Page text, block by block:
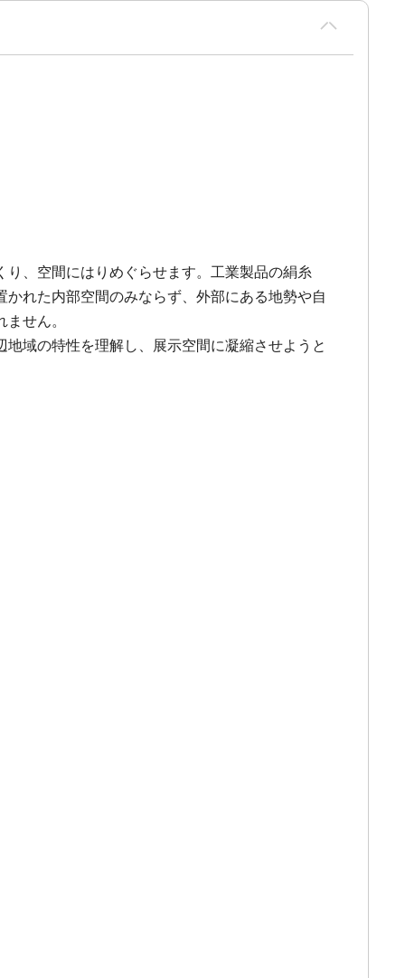
、空間にはりめぐらせます。工業製品の絹糸
れた内部空間のみならず、外部にある地勢や自
せん。
域の特性を理解し、展示空間に凝縮させようと